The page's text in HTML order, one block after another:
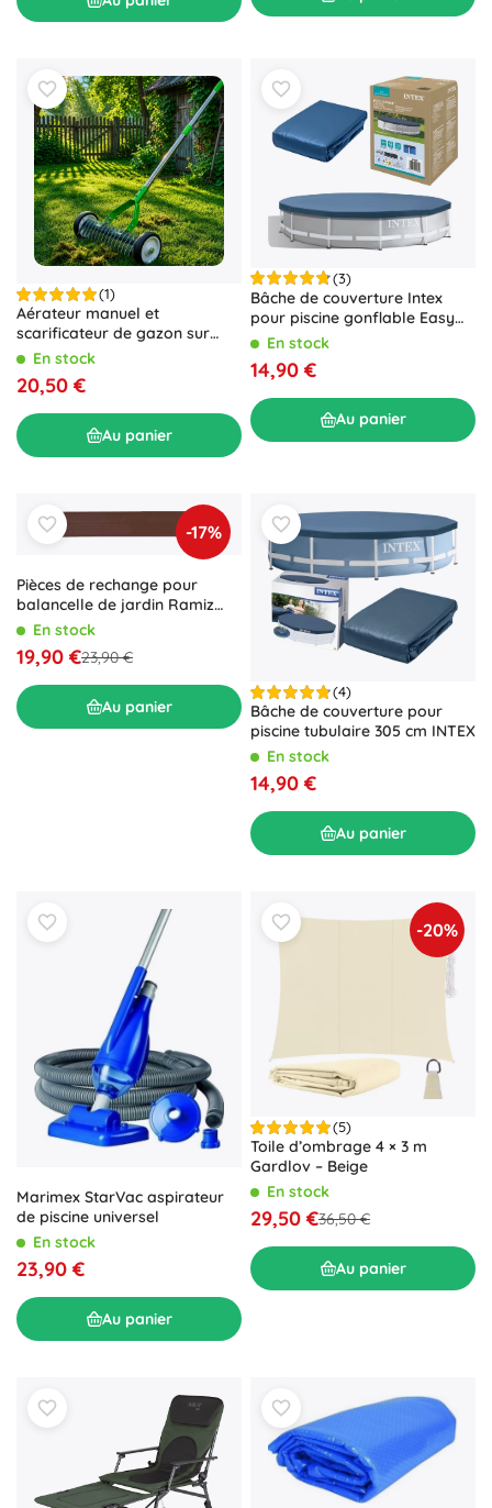
(1)
Aérateur manuel et
scarificateur de gazon sur
roues avec gants
En stock
20,50 €
Au panier
(3)
Bâche de couverture Intex
pour piscine gonflable Easy
Set 366 cm
En stock
14,90 €
Au panier
-17%
Pièces de rechange pour
balancelle de jardin Ramiz
siège tressé marron
En stock
19,90 €23,90 €
Au panier
(4)
Bâche de couverture pour
piscine tubulaire 305 cm INTEX
En stock
14,90 €
Au panier
Marimex StarVac aspirateur
de piscine universel
En stock
23,90 €
Au panier
-20%
(5)
Toile d’ombrage 4 × 3 m
Gardlov – Beige
En stock
29,50 €36,50 €
Au panier